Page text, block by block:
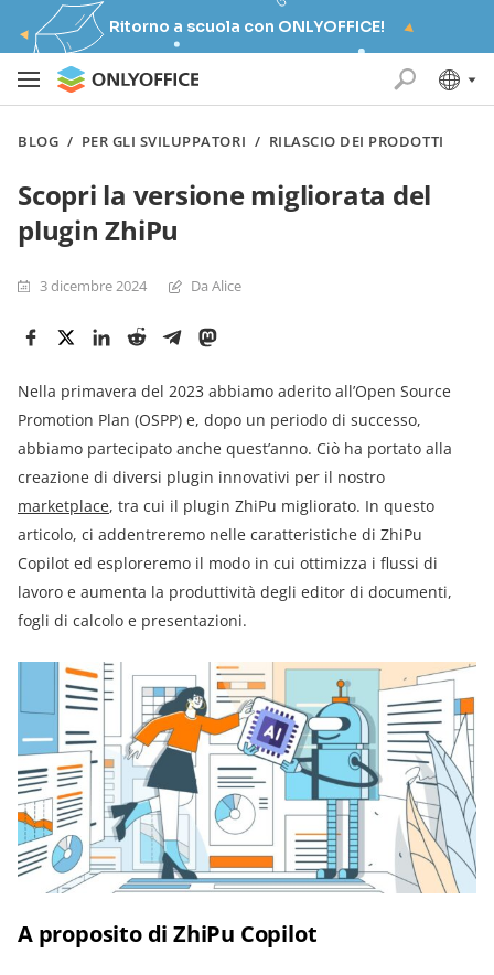
Ritorno a scuola con ONLYOFFICE!
BLOG / PER GLI SVILUPPATORI / RILASCIO DEI PRODOTTI
Scopri la versione migliorata del
plugin ZhiPu
3 dicembre 2024 Da Alice
Nella primavera del 2023 abbiamo aderito all’Open Source
Promotion Plan (OSPP) e, dopo un periodo di successo,
abbiamo partecipato anche quest’anno. Ciò ha portato alla
creazione di diversi plugin innovativi per il nostro
marketplace, tra cui il plugin ZhiPu migliorato. In questo
articolo, ci addentreremo nelle caratteristiche di ZhiPu
Copilot ed esploreremo il modo in cui ottimizza i flussi di
lavoro e aumenta la produttività degli editor di documenti,
fogli di calcolo e presentazioni.
A proposito diZhiPu Copilot